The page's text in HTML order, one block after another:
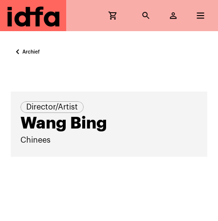
Archief
Director/Artist
Wang Bing
Chinees